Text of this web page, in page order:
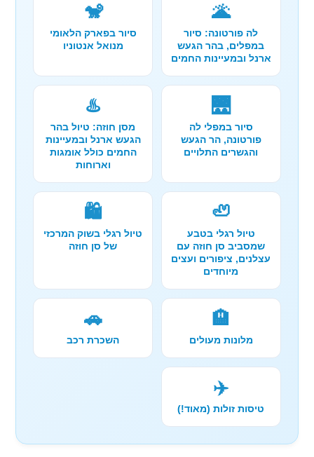
🌋
לה פורטונה: סיור
במפלים, בהר הגעש
ארנל ובמעיינות החמים
🐒
סיור בפארק הלאומי
מנואל אנטוניו
🌉
סיור במפלי לה
פורטונה, הר הגעש
והגשרים התלויים
♨️
מסן חוזה: טיול בהר
הגעש ארנל ובמעיינות
החמים כולל אומגות
וארוחות
🦥
טיול רגלי בטבע
שמסביב סן חוזה עם
עצלנים, ציפורים ועצים
מיוחדים
🛍️
טיול רגלי בשוק המרכזי
של סן חוזה
🏨
מלונות מעולים
🚗
השכרת רכב
✈️
טיסות זולות (מאוד!)